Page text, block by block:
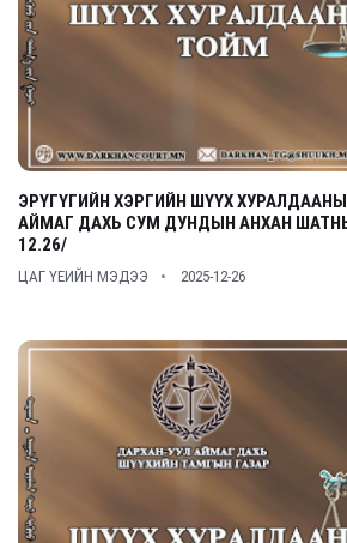
ЭРҮГҮГИЙН ХЭРГИЙН ШҮҮХ
АЙМАГ ДАХЬ СУМ ДУНДЫН АНХАН
12.26/
ЦАГ ҮЕИЙН МЭДЭЭ 2025-12-26